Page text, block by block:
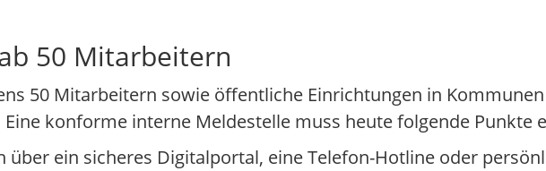
50 Mitarbeitern
50 Mitarbeitern sowie öffentliche Einrichtungen in
Eine konforme interne Meldestelle muss heute folgende Punkte
über ein sicheres Digitalportal, eine Telefon-Hotline oder